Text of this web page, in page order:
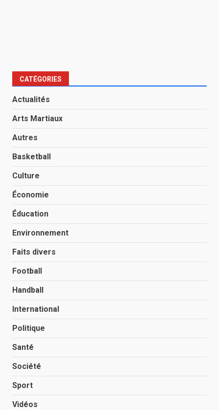
CATÉGORIES
Actualités
Arts Martiaux
Autres
Basketball
Culture
Économie
Éducation
Environnement
Faits divers
Football
Handball
International
Politique
Santé
Société
Sport
Vidéos